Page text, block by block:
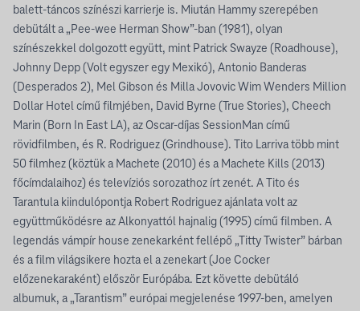
balett-táncos színészi karrierje is. Miután Hammy szerepében
debütált a „Pee-wee Herman Show”-ban (1981), olyan
színészekkel dolgozott együtt, mint Patrick Swayze (Roadhouse),
Johnny Depp (Volt egyszer egy Mexikó), Antonio Banderas
(Desperados 2), Mel Gibson és Milla Jovovic Wim Wenders Million
Dollar Hotel című filmjében, David Byrne (True Stories), Cheech
Marin (Born In East LA), az Oscar-díjas SessionMan című
rövidfilmben, és R. Rodriguez (Grindhouse). Tito Larriva több mint
50 filmhez (köztük a Machete (2010) és a Machete Kills (2013)
főcímdalaihoz) és televíziós sorozathoz írt zenét. A Tito és
Tarantula kiindulópontja Robert Rodriguez ajánlata volt az
együttműködésre az Alkonyattól hajnalig (1995) című filmben. A
legendás vámpír house zenekarként fellépő „Titty Twister” bárban
és a film világsikere hozta el a zenekart (Joe Cocker
előzenekaraként) először Európába. Ezt követte debütáló
albumuk, a „Tarantism” európai megjelenése 1997-ben, amelyen